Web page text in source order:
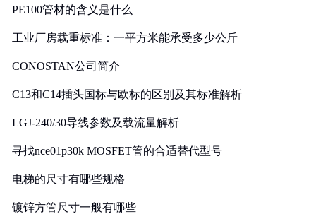
PE100管材的含义是什么
工业厂房载重标准：一平方米能承受多少公斤
CONOSTAN公司简介
C13和C14插头国标与欧标的区别及其标准解析
LGJ-240/30导线参数及载流量解析
寻找nce01p30k MOSFET管的合适替代型号
电梯的尺寸有哪些规格
镀锌方管尺寸一般有哪些